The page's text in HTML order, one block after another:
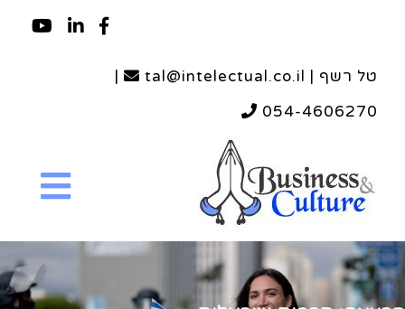
טל רשף | tal@intelectual.co.il
|
054-4606270